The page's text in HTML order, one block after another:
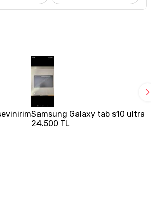
Samsung Galaxy tab s10 ultra
24.500 TL